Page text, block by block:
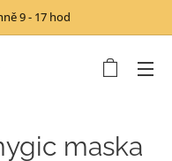
9 - 17 hod
maska